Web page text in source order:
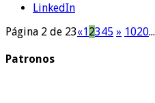
LinkedIn
Página 2 de 23«12345 » 1020...
Patronos